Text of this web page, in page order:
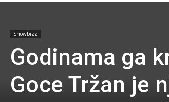
Showbizz
Godinama ga
Goce Tržan je